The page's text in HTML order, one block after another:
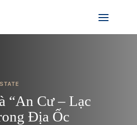
“An Cư – Lạc
Địa Ốc